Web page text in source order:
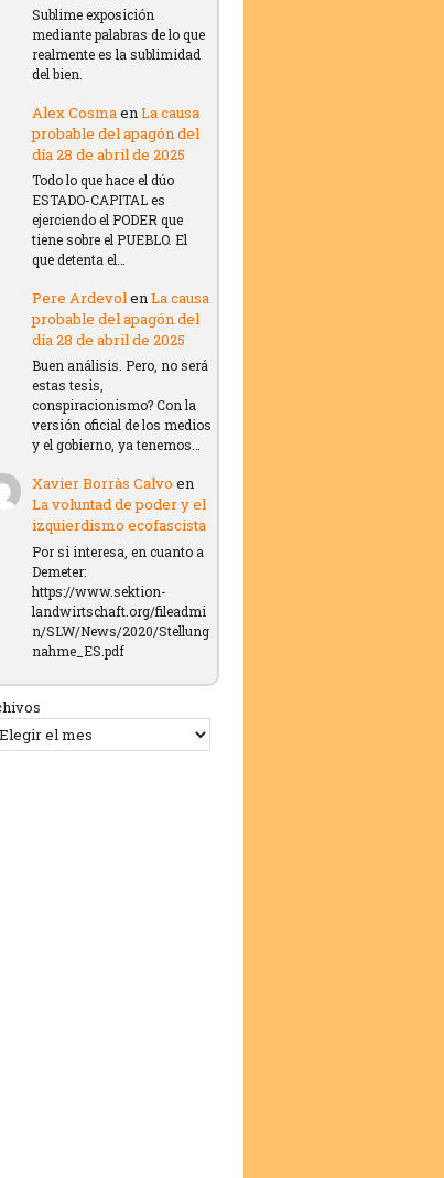
Sublime exposición
mediante palabras de lo que
realmente es la sublimidad
del bien.
Alex CosmaenLa causa
probable del apagón del
día 28 de abril de 2025
Todo lo que hace el dúo
ESTADO-CAPITAL es
ejerciendo el PODER que
tiene sobre el PUEBLO. El
que detenta el…
Pere ArdevolenLa causa
probable del apagón del
día 28 de abril de 2025
Buen análisis. Pero, no será
estas tesis,
conspiracionismo? Con la
versión oficial de los medios
y el gobierno, ya tenemos…
Xavier Borràs Calvo en
La voluntad de poder y el
izquierdismo ecofascista
Por si interesa, en cuanto a
Demeter:
https://www.sektion-
landwirtschaft.org/fileadmi
n/SLW/News/2020/Stellung
nahme_ES.pdf